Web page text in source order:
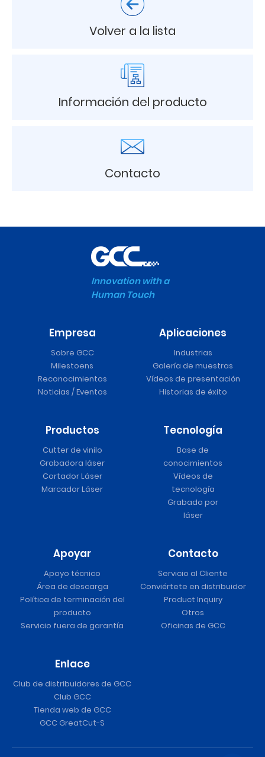
Volver a la lista
Información del producto
Contacto
Innovation with a
Human Touch
Empresa
Sobre GCC
Milestoens
Reconocimientos
Noticias / Eventos
Aplicaciones
Industrias
Galería de muestras
Vídeos de presentación
Historias de éxito
Productos
Cutter de vinilo
Grabadora láser
Cortador Láser
Marcador Láser
Tecnología
Base de
conocimientos
Vídeos de
tecnología
Grabado por
láser
Apoyar
Apoyo técnico
Área de descarga
Política de terminación del
producto
Servicio fuera de garantía
Contacto
Servicio al Cliente
Conviértete en distribuidor
Product Inquiry
Otros
Oficinas de GCC
Enlace
Club de distribuidores de GCC
Club GCC
Tienda web de GCC
GCC GreatCut-S